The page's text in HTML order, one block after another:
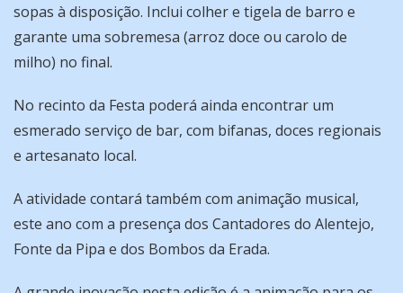
sopas à disposição. Inclui colher e tigela de barro e
garante uma sobremesa (arroz doce ou carolo de
milho) no final.
No recinto da Festa poderá ainda encontrar um
esmerado serviço de bar, com bifanas, doces regionais
e artesanato local.
A atividade contará também com animação musical,
este ano com a presença dos Cantadores do Alentejo,
Fonte da Pipa e dos Bombos da Erada.